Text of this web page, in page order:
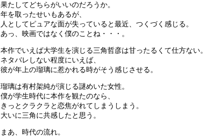
果たしてどちらがいいのだろうか。
年を取ったせいもあるが、
人としてピュアな面が失っていると最近、つくづく感じる。
あっ、映画ではなく僕のことね・・・。
本作でいえば大学生を演じる三角哲彦は甘ったるくて仕方ない。
ネタバレしない程度にいえば、
彼が年上の瑠璃に惹かれる時がそう感じさせる。
瑠璃は有村架純が演じる謎めいた女性。
僕が学生時代に本作を観たのなら、
きっとクラクラと恋焦がれてしまうしまう。
大いに三角に共感したと思う。
まあ、時代の流れ。